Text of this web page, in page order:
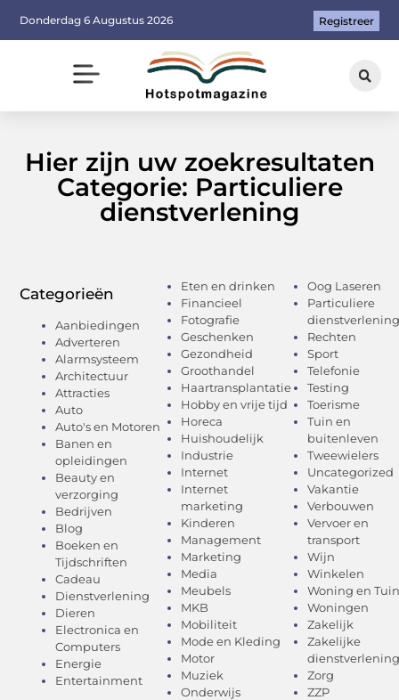
Donderdag 6 Augustus 2026 Registreer
Hier zijn uw zoekresultaten
Categorie: Particuliere
dienstverlening
Categorieën
Aanbiedingen
Adverteren
Alarmsysteem
Architectuur
Attracties
Auto
Auto's en Motoren
Banen en
opleidingen
Beauty en
verzorging
Bedrijven
Blog
Boeken en
Tijdschriften
Cadeau
Dienstverlening
Dieren
Electronica en
Computers
Energie
Entertainment
Eten en drinken
Financieel
Fotografie
Geschenken
Gezondheid
Groothandel
Haartransplantatie
Hobby en vrije tijd
Horeca
Huishoudelijk
Industrie
Internet
Internet
marketing
Kinderen
Management
Marketing
Media
Meubels
MKB
Mobiliteit
Mode en Kleding
Motor
Muziek
Onderwijs
Oog Laseren
Particuliere
dienstverlening
Rechten
Sport
Telefonie
Testing
Toerisme
Tuin en
buitenleven
Tweewielers
Uncategorized
Vakantie
Verbouwen
Vervoer en
transport
Wijn
Winkelen
Woning en Tuin
Woningen
Zakelijk
Zakelijke
dienstverlening
Zorg
ZZP